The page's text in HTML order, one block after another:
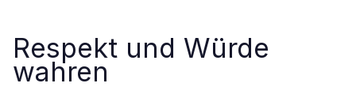
Respekt und Würde
wahren